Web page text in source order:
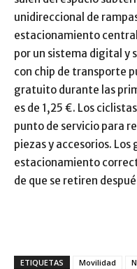
unidireccional de
estacionamiento
por un sistema digital y
con chip de transporte
gratuito durante las
es de 1,25 €. Los
punto de servicio para
piezas y accesorios. Los
estacionamiento
de que se retiren
ETIQUETAS Movilidad